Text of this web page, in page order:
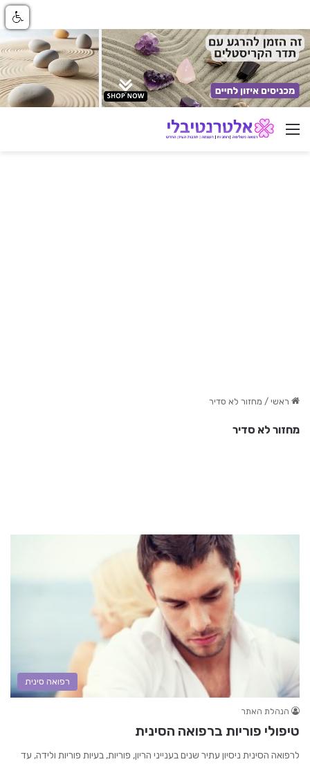
ניווט באתר
ראשי / מחזור לא סדיר
מחזור לא סדיר
רפואה סינית
הנהלת האתר
טיפולי פוריות ברפואה הסינית
לרפואה הסינית ניסיון עתיר שנים בענייני הריון, פוריות, בעיות פוריות ולידה, עד